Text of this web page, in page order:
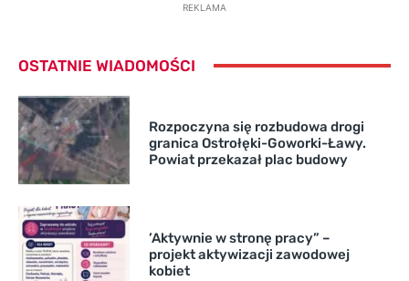
REKLAMA
OSTATNIE WIADOMOŚCI
Rozpoczyna się rozbudowa drogi
granica Ostrołęki-Goworki-Ławy.
Powiat przekazał plac budowy
’Aktywnie w stronę pracy” –
projekt aktywizacji zawodowej
kobiet